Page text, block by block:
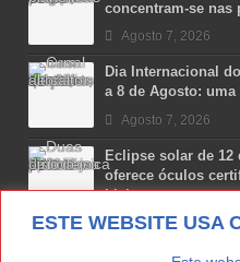
ESTE WEBSITE USA
concentram-se nas
Agosto 7, 2026
Dia Internacional
a 8 de Agosto: uma
Agosto 7, 2026
Eclipse solar de 12
oferece óculos
Lisboa
Agosto 7, 2026
Lua Afonso vence